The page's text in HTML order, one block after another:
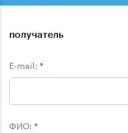
получатель
E-mail: *
ФИО: *